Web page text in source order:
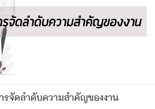
รจัดลำดับความสำคัญของงาน